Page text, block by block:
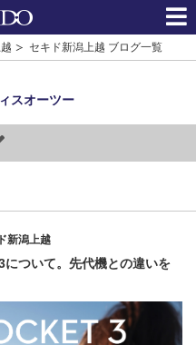
セキド新潟上越 ブログ一覧
スオーツー
新潟上越
ついて。先代機との違いを